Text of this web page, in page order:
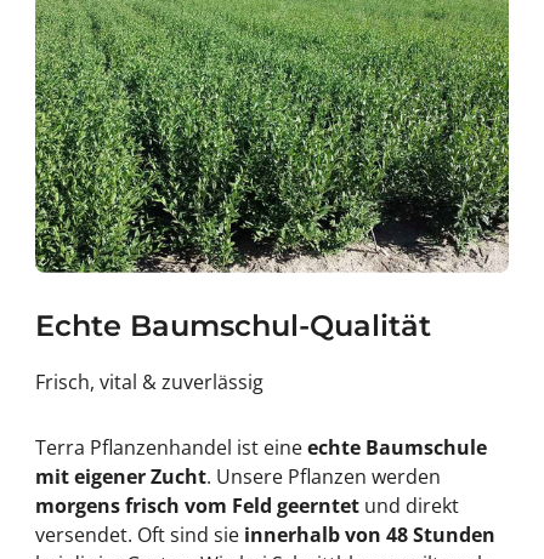
Echte Baumschul-Qualität
Frisch, vital & zuverlässig
Terra Pflanzenhandel ist eineechte Baumschule
mit eigener Zucht. Unsere Pflanzen werden
morgens frisch vom Feld geerntetund direkt
versendet. Oft sind sie innerhalb von 48 Stunden